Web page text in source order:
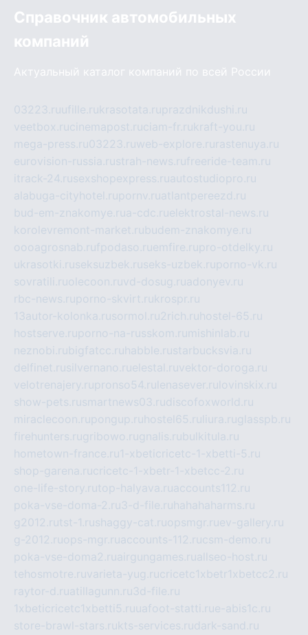
Справочник автомобильных
компаний
Актуальный каталог компаний по всей России
03223.ruufille.rukrasotata.ruprazdnikdushi.ru
veetbox.rucinemapost.ruciam-fr.rukraft-you.ru
mega-press.ru03223.ruweb-explore.ru rastenuya.ru
eurovision-russia.rustrah-news.rufreeride-team.ru
itrack-24.rusexshopexpress.ruautostudiopro.ru
alabuga-cityhotel.rupornv.ruatlantpereezd.ru
bud-em-znakomye.rua-cdc.ruelektrostal-news.ru
korolevremont-market.rubudem-znakomye.ru
oooagrosnab.rufpodaso.ruemfire.rupro-otdelky.ru
ukrasotki.ruseksuzbek.ruseks-uzbek.ruporno-vk.ru
sovratili.ruolecoon.ruvd-dosug.ruadonyev.ru
rbc-news.ruporno-skvirt.rukrospr.ru
13autor-kolonka.rusormol.ru2rich.ru hostel-65.ru
hostserve.ruporno-na-russkom.ru mishinlab.ru
neznobi.rubigfatcc.ru habble.rustarbucksvia.ru
delfinet.rusilvernano.ruelestal.ruvektor-doroga.ru
velotrenajery.rupronso54.ru lenasever.ru lovinskix.ru
show-pets.rusmartnews03.rudiscofoxworld.ru
miraclecoon.rupongup.ru hostel65.ru liura.ruglasspb.ru
firehunters.rugribowo.rugnalis.rubulkitula.ru
hometown-france.ru1-xbeticricetc-1-xbetti-5.ru
shop-garena.rucricetc-1-xbetr-1-xbetcc-2.ru
one-life-story.rutop-halyava.ruaccounts112.ru
poka-vse-doma-2.ru3-d-file.ru hahahaharms.ru
g2012.rutst-1.rushaggy-cat.ruopsmgr.ruev-gallery.ru
g-2012.ruops-mgr.ruaccounts-112.rucsm-demo.ru
poka-vse-doma2.ruairgungames.ruallseo-host.ru
tehosmotre.ruvarieta-yug.rucricetc1xbetr1xbetcc2.ru
raytor-d.ruatillagunn.ru3d-file.ru
1xbeticricetc1xbetti5.ruuafoot-statti.rue-abis1c.ru
store-brawl-stars.rukts-services.rudark-sand.ru